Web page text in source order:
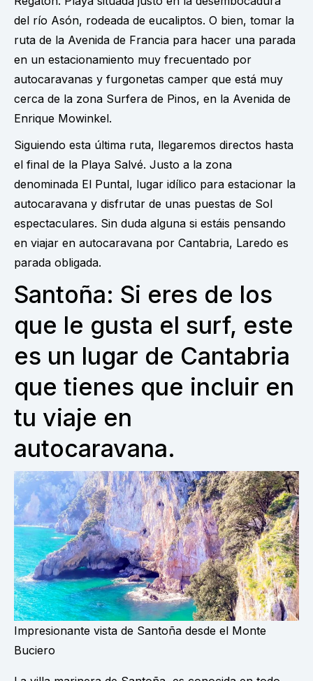
del río Asón, rodeada de eucaliptos. O bien, tomar la
ruta de la Avenida de Francia para hacer una parada
en un estacionamiento muy frecuentado por
autocaravanas y furgonetas camper que está muy
cerca de la zona Surfera de Pinos, en la Avenida de
Enrique Mowinkel.
Siguiendo esta última ruta, llegaremos directos hasta
el final de la Playa Salvé. Justo a la zona
denominada El Puntal, lugar idílico para estacionar la
autocaravana y disfrutar de unas puestas de Sol
espectaculares. Sin duda alguna si estáis pensando
en viajar en autocaravana por Cantabria, Laredo es
parada obligada.
Santoña: Si eres de los
que le gusta el surf, este
es un lugar de Cantabria
que tienes que incluir en
tu viaje en
autocaravana.
Impresionante vista de Santoña desde el Monte
Buciero